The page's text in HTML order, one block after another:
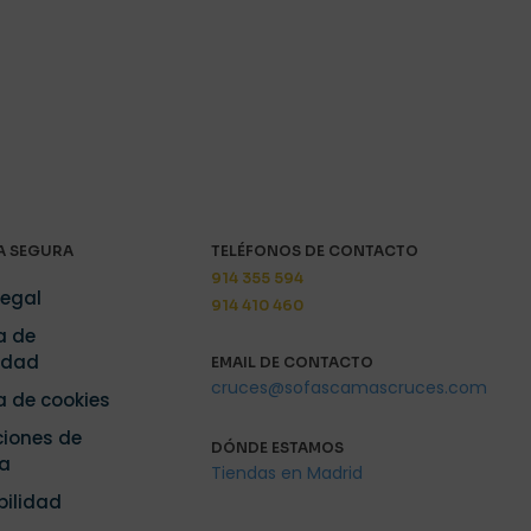
SEGURA
de
de cookies
de
TELÉFONOS DE CONTACTO
914 355 594
914 410 460
EMAIL DE CONTACTO
cruces@sofascamascruces.com
DÓNDE ESTAMOS
Tiendas en Madrid